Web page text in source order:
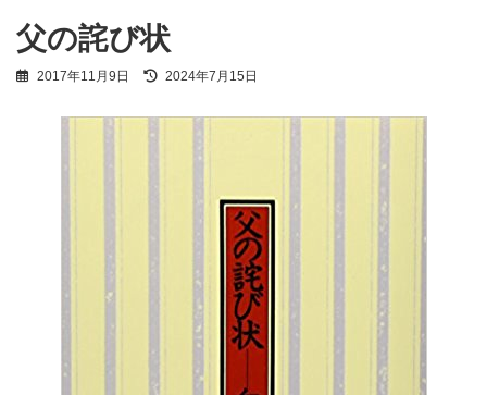
父の詫び状
2017年11月9日
最
2024年7月15日